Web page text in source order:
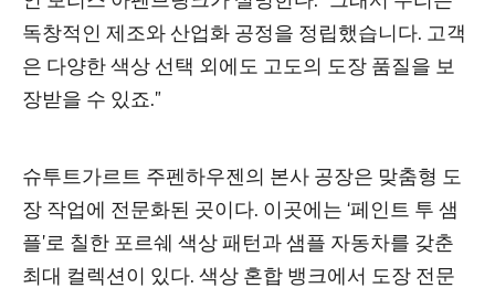
독창적인 제조와 산업화 공정을 정립했습니다. 고객
은 다양한 색상 선택 외에도 고도의 도장 품질을 보
장받을 수 있죠.”
슈투트가르트 주펜하우젠의 본사 공장은 맞춤형 도
장 작업에 전문화된 곳이다. 이곳에는 ‘페인트 투 샘
플’로 칠한 포르쉐 색상 패턴과 샘플 자동차를 갖춘
최대 컬렉션이 있다. 색상 혼합 뱅크에서 도장 전문